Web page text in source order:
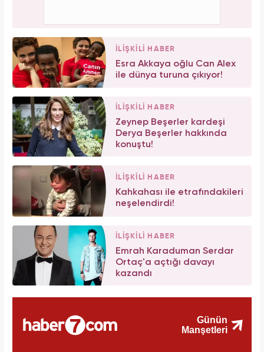
İLİŞKİLİ HABER
Esra Akkaya oğlu Can Alex
ile dünya turuna çıkıyor!
İLİŞKİLİ HABER
Zeynep Beşerler kardeşi
Derya Beşerler hakkında
konuştu!
İLİŞKİLİ HABER
Kahkahası ile etrafındakileri
neşelendirdi!
İLİŞKİLİ HABER
Emrah Karaduman Serdar
Ortaç'a açtığı davayı
kazandı